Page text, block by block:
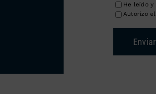
He leído
Autorizo
Enviar